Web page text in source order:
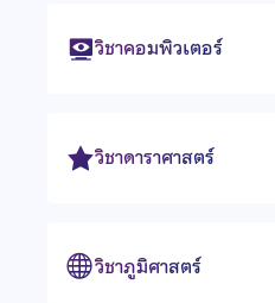
วิชาคอมพิวเตอร์
วิชาดาราศาสตร์
วิชาภูมิศาสตร์